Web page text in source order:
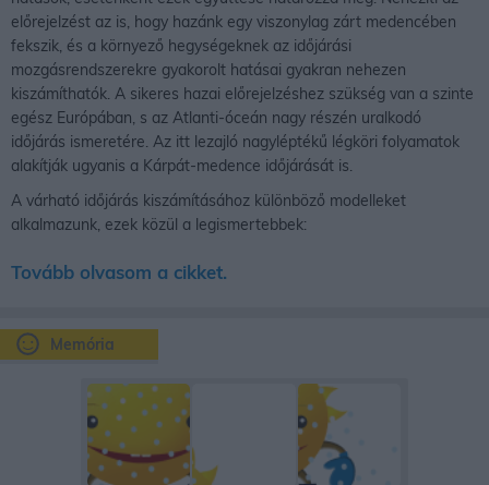
Memória
előrejelzést az is, hogy hazánk egy viszonylag zárt medencében
fekszik, és a környező hegységeknek az időjárási
mozgásrendszerekre gyakorolt hatásai gyakran nehezen
kiszámíthatók. A sikeres hazai előrejelzéshez szükség van a szinte
egész Európában, s az Atlanti-óceán nagy részén uralkodó
időjárás ismeretére. Az itt lezajló nagyléptékű légköri folyamatok
alakítják ugyanis a Kárpát-medence időjárását is.
A várható időjárás kiszámításához különböző modelleket
alkalmazunk, ezek közül a legismertebbek:
Tovább olvasom a cikket.